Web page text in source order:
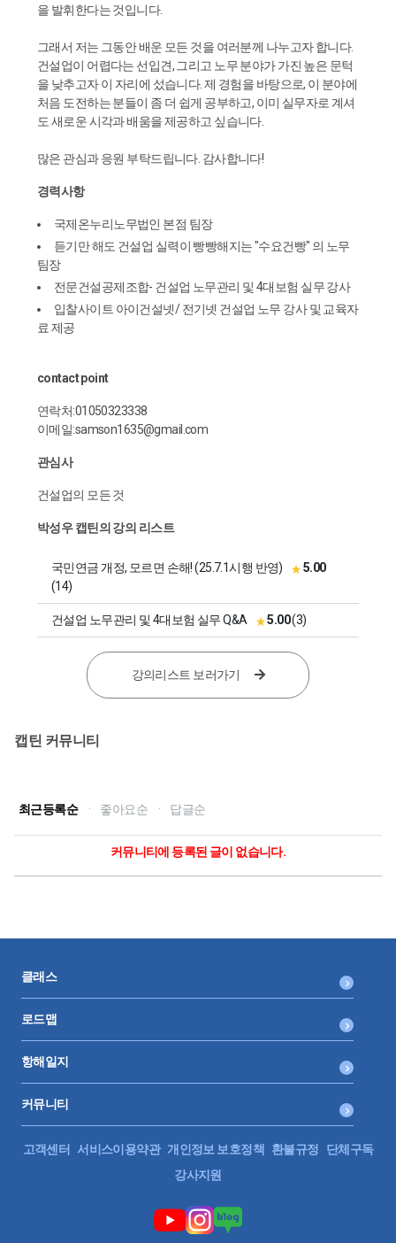
을 발휘한다는 것입니다.
그래서 저는 그동안 배운 모든 것을 여러분께 나누고자 합니다.
건설업이 어렵다는 선입견, 그리고 노무 분야가 가진 높은 문턱
을 낮추고자 이 자리에 섰습니다. 제 경험을 바탕으로, 이 분야에
처음 도전하는 분들이 좀 더 쉽게 공부하고, 이미 실무자로 계셔
도 새로운 시각과 배움을 제공하고 싶습니다.
많은 관심과 응원 부탁드립니다. 감사합니다!
경력사항
국제온누리노무법인 본점 팀장
듣기만 해도 건설업 실력이 빵빵해지는 "수요건빵" 의 노무
팀장
전문건설공제조합- 건설업 노무관리 및 4대보험 실무 강사
입찰사이트 아이건설넷/ 전기넷 건설업 노무 강사 및 교육자
료 제공
contact point
연락처:01050323338
이메일:samson1635@gmail.com
관심사
건설업의 모든 것
박성우 캡틴의 강의 리스트
국민연금 개정, 모르면 손해! (25.7.1시행 반영)
5.00
(14)
건설업 노무관리 및 4대보험 실무 Q&A 5.00(3)
강의리스트 보러가기
캡틴 커뮤니티
최근등록순 · 좋아요순 · 답글순
커뮤니티에 등록된 글이 없습니다.
클래스
로드맵
항해일지
커뮤니티
고객센터 서비스이용약관 개인정보 보호정책 환불규정
단체구독
강사지원